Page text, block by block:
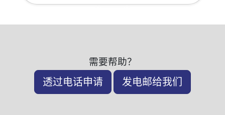
需要帮助？
透过电话申请 发电邮给我们